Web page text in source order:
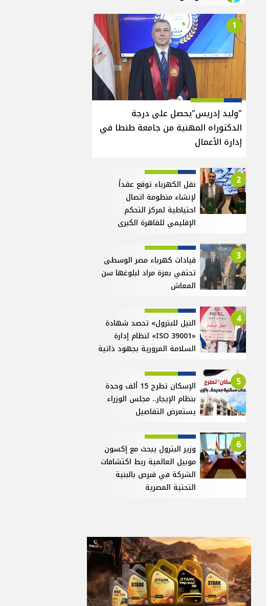
1
"وليد إدريس"يحصل على درجة
الدكتوراه المهنية من جامعة طنطا في
إدارة الأعمال
2
نقل الكهرباء توقع عقداً
لإنشاء منظومة اتصال
احتياطية لمركز التحكم
الإقليمي للقاهرة الكبرى
3
قيادات كهرباء مصر الوسطى
تحتفي بعزة مراد لبلوغها سن
المعاش
4
النيل للبترول» تحصد شهادة
«ISO 39001» لنظام إدارة
السلامة المرورية بجهود ذاتية
5
الإسكان تطرح 15 ألف وحدة
بنظام الإيجار.. مجلس الوزراء
يستعرض التفاصيل
6
وزير البترول يبحث مع إكسون
موبيل العالمية ربط اكتشافات
الشركة في قبرص بالبنية
التحتية المصرية